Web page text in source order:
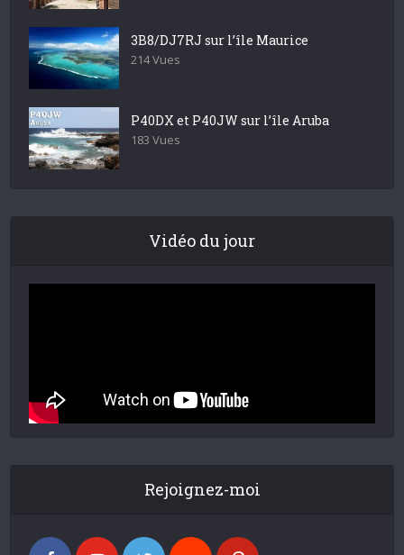
3B8/DJ7RJ sur l’île Maurice
214 Vues
P40DX et P40JW sur l’île Aruba
183 Vues
Vidéo du jour
Rejoignez-moi